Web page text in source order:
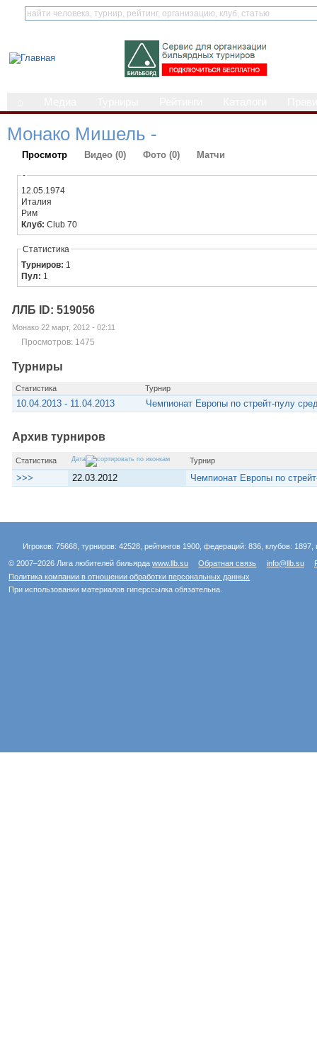
Монако Мишель -
Просмотр Видео (0) Фото (0) Матчи
-
12.05.1974
Италия
Рим
Клуб:Club 70
Статистика
Турниров: 1
Пул: 1
ЛЛБ ID: 519056
Монако 22 март, 2012 - 02:11
Просмотров: 1475
Турниры
Статистика Турнир
10.04.2013 - 11.04.2013 Чемпионат Европы по стрейт-пулу
Архив турниров
Статистика Дата Турнир
>>> 22.03.2012 Чемпионат Европы по
Игроков: 75668, турниров: 42528, рейтингов 1900, федераций: 836, клубов:
© 2007–2026 Лига любителей бильярдаwww.llb.su Обратная связь info@llb.su
Политика компании в отношении обработки персональных данных
При использовании материалов гиперссылка обязательна.